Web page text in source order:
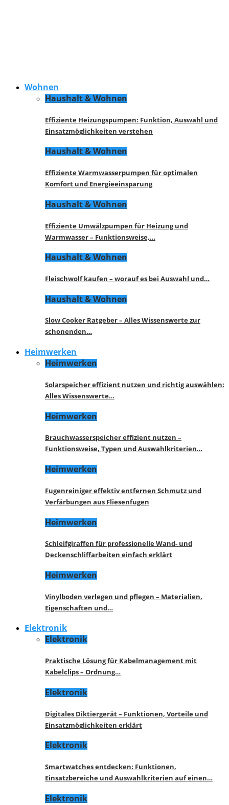
Wohnen
Haushalt & Wohnen
Effiziente Heizungspumpen: Funktion, Auswahl und
Einsatzmöglichkeiten verstehen
Haushalt & Wohnen
Effiziente Warmwasserpumpen für optimalen
Komfort und Energieeinsparung
Haushalt & Wohnen
Effiziente Umwälzpumpen für Heizung und
Warmwasser – Funktionsweise,…
Haushalt & Wohnen
Fleischwolf kaufen – worauf es bei Auswahl und…
Haushalt & Wohnen
Slow Cooker Ratgeber – Alles Wissenswerte zur
schonenden…
Heimwerken
Heimwerken
Solarspeicher effizient nutzen und richtig auswählen:
Alles Wissenswerte…
Heimwerken
Brauchwasserspeicher effizient nutzen –
Funktionsweise, Typen und Auswahlkriterien…
Heimwerken
Fugenreiniger effektiv entfernen Schmutz und
Verfärbungen aus Fliesenfugen
Heimwerken
Schleifgiraffen für professionelle Wand- und
Deckenschliffarbeiten einfach erklärt
Heimwerken
Vinylboden verlegen und pflegen – Materialien,
Eigenschaften und…
Elektronik
Elektronik
Praktische Lösung für Kabelmanagement mit
Kabelclips – Ordnung…
Elektronik
Digitales Diktiergerät – Funktionen, Vorteile und
Einsatzmöglichkeiten erklärt
Elektronik
Smartwatches entdecken: Funktionen,
Einsatzbereiche und Auswahlkriterien auf einen…
Elektronik